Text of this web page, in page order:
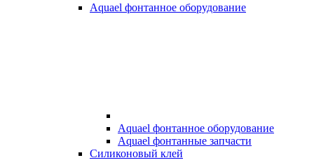
Aquael фонтанное оборудование
Aquael фонтанное оборудование
Aquael фонтанные запчасти
Силиконовый клей